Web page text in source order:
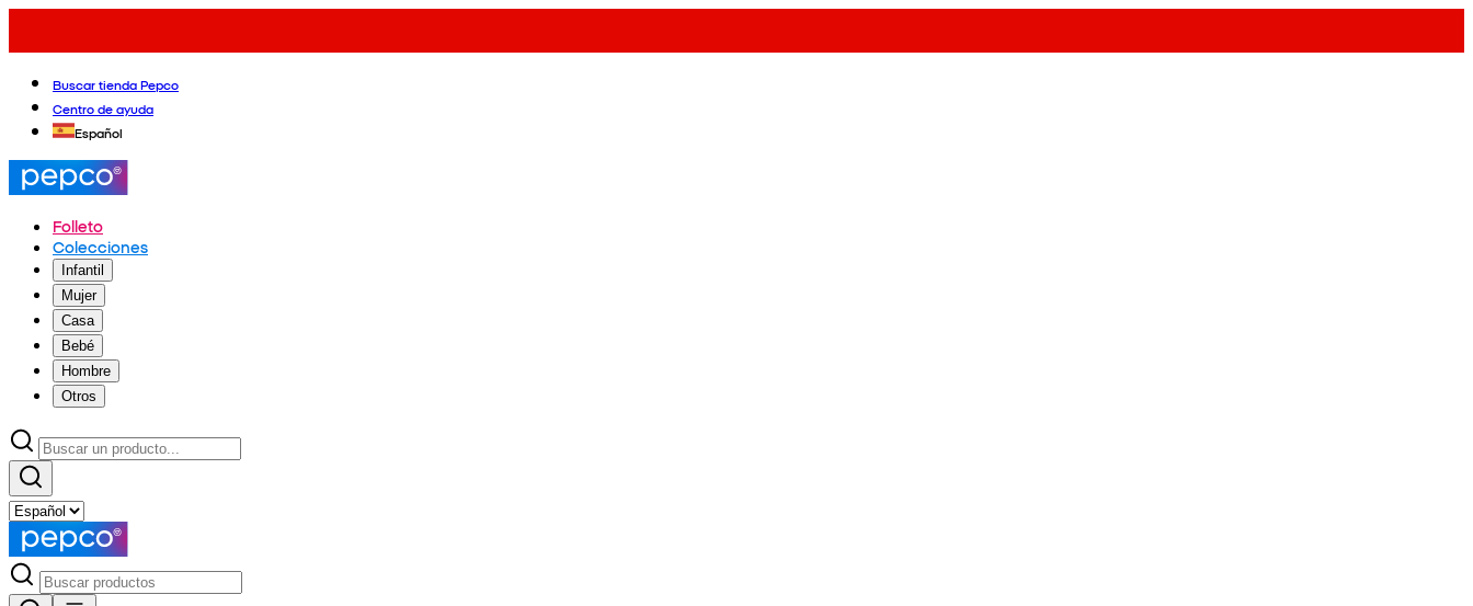
Buscar tienda Pepco
Centro de ayuda
Español
Folleto
Colecciones
Infantil
Mujer
Casa
Bebé
Hombre
Otros